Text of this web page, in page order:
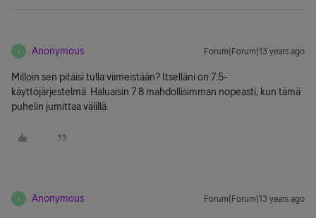
A Anonymous Forum|Forum|13 years ago
Milloin sen pitäisi tulla viimeistään? Itselläni on 7.5-
käyttöjärjestelmä. Haluaisin 7.8 mahdollisimman nopeasti, kun tämä
puhelin jumittaa välillä.
A Anonymous Forum|Forum|13 years ago